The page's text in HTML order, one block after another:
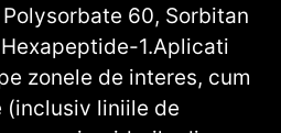
60, Sorbitan
1.Aplicati
zonele de interes, cum
(inclusiv liniile de